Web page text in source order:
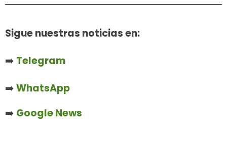
Sigue nuestras noticias en:
➡️ Telegram
➡️WhatsApp
➡️ Google News